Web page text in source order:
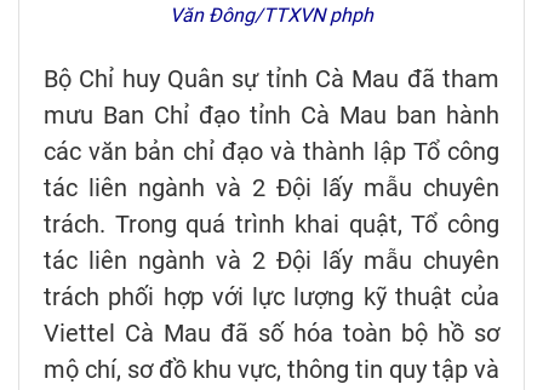
Văn Đông/TTXVN phph
Bộ Chỉ huy Quân sự tỉnh Cà Mau đã tham
mưu Ban Chỉ đạo tỉnh Cà Mau ban hành
các văn bản chỉ đạo và thành lập Tổ công
tác liên ngành và 2 Đội lấy mẫu chuyên
trách. Trong quá trình khai quật, Tổ công
tác liên ngành và 2 Đội lấy mẫu chuyên
trách phối hợp với lực lượng kỹ thuật của
Viettel Cà Mau đã số hóa toàn bộ hồ sơ
mộ chí, sơ đồ khu vực, thông tin quy tập và